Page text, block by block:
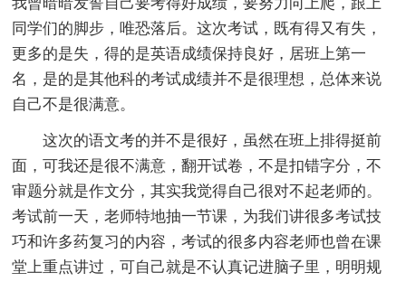
同学们的脚步，唯恐落后。这次考试，既有得又有失，
更多的是失，得的是英语成绩保持良好，居班上第一
名，是的是其他科的考试成绩并不是很理想，总体来说
自己不是很满意。
这次的语文考的并不是很好，虽然在班上排得挺前
面，可我还是很不满意，翻开试卷，不是扣错字分，不
审题分就是作文分，其实我觉得自己很对不起老师的。
考试前一天，老师特地抽一节课，为我们讲很多考试技
巧和许多药复习的内容，考试的很多内容老师也曾在课
堂上重点讲过，可自己就是不认真记进脑子里，明明规